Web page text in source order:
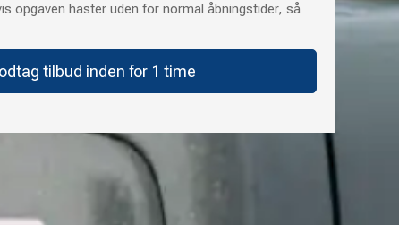
opgaven haster uden for normal åbningstider, så